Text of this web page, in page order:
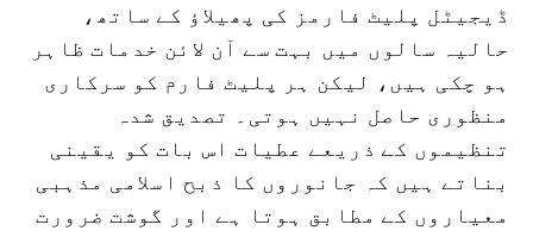
ڈیجیٹل پلیٹ فارمز کی پھیلاؤ کے ساتھ،
حالیہ سالوں میں بہت سے آن لائن خدمات ظاہر
ہو چکی ہیں، لیکن ہر پلیٹ فارم کو سرکاری
منظوری حاصل نہیں ہوتی۔ تصدیق شدہ
تنظیموں کے ذریعے عطیات اس بات کو یقینی
بناتے ہیں کہ جانوروں کا ذبح اسلامی مذہبی
معیاروں کے مطابق ہوتا ہے اور گوشت ضرورت